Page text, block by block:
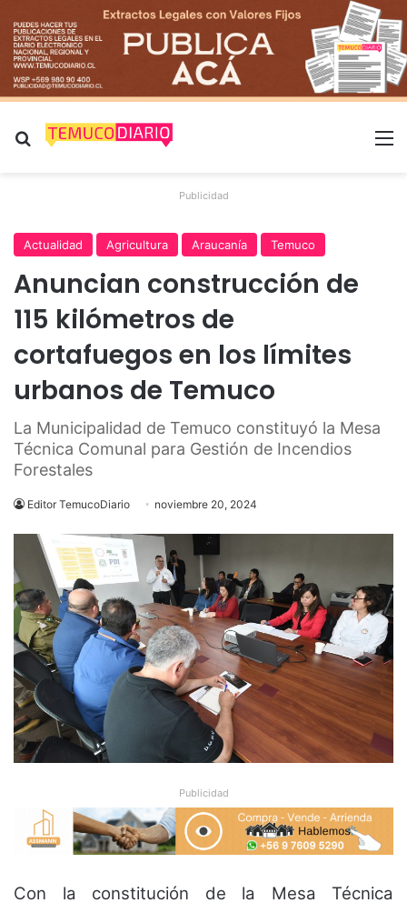
Buscar por
Publicidad
Actualidad Agricultura Araucanía Temuco
Anuncian construcción de
115 kilómetros de
cortafuegos en los límites
urbanos de Temuco
La Municipalidad de Temuco constituyó la Mesa
Técnica Comunal para Gestión de Incendios
Forestales
Editor TemucoDiario noviembre 20, 2024
Publicidad
Con la constitución de la Mesa Técnica